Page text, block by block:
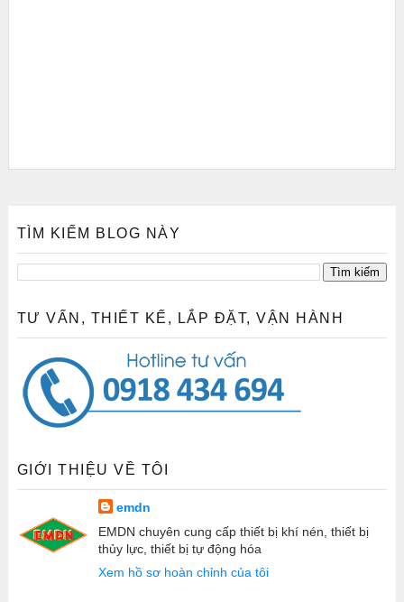
TÌM KIẾM BLOG NÀY
TƯ VẤN, THIẾT KẾ, LẮP ĐẶT, VẬN HÀNH
GIỚI THIỆU VỀ TÔI
emdn
EMDN chuyên cung cấp thiết bị khí nén, thiết bị
thủy lực, thiết bị tự động hóa
Xem hồ sơ hoàn chỉnh của tôi